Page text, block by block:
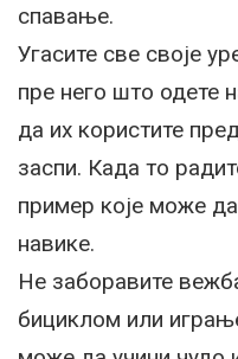
спавање.
Угасите све своје
пре него што одете
да их користите
заспи. Када то
пример које може
навике.
Не заборавите
бициклом или